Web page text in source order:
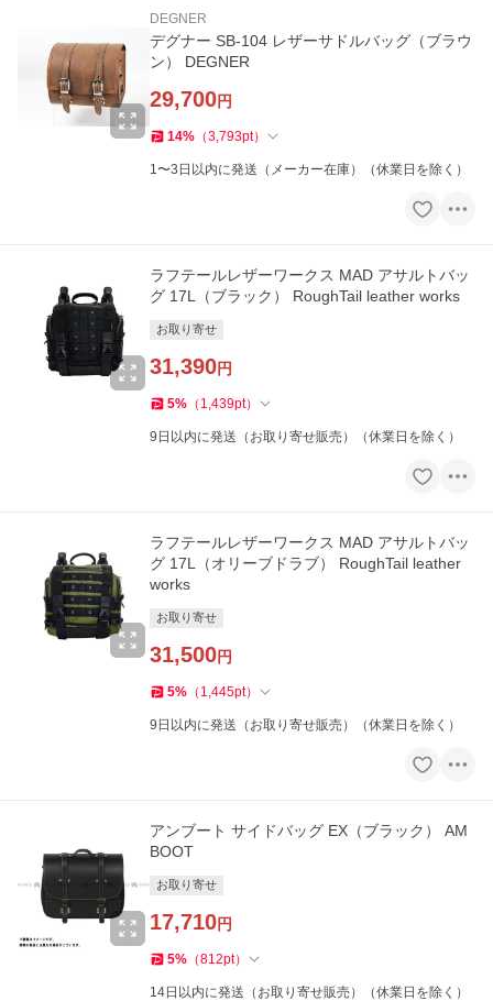
DEGNER
デグナー SB-104 レザーサドルバッグ（ブラウ
ン） DEGNER
29,700円
14% （3,793pt）
1〜3日以内に発送（メーカー在庫）（休業日を除く）
ラフテールレザーワークス MAD アサルトバッ
グ 17L（ブラック） RoughTail leather works
お取り寄せ
31,390円
5% （ 1,439pt）
9日以内に発送（お取り寄せ販売）（休業日を除く）
ラフテールレザーワークス MAD アサルトバッ
グ 17L（オリーブドラブ） RoughTail leather
works
お取り寄せ
31,500円
5% （ 1,445pt）
9日以内に発送（お取り寄せ販売）（休業日を除く）
アンブート サイドバッグ EX（ブラック） AM
BOOT
お取り寄せ
17,710円
5% （812pt）
14日以内に発送（お取り寄せ販売）（休業日を除く）